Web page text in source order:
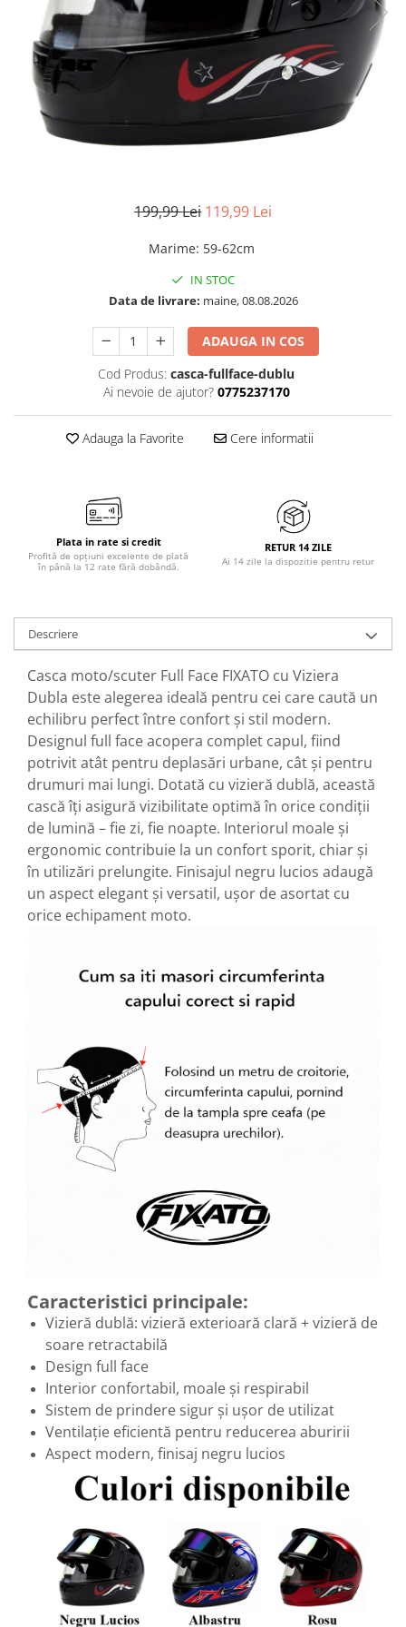
199,99 Lei 119,99 Lei
Marime: 59-62cm
IN STOC
Data de livrare: maine, 08.08.2026
ADAUGA IN COS
Cod Produs: casca-fullface-dublu
Ai nevoie de ajutor? 0775237170
Adauga la Favorite Cere informatii
Plata in rate si credit
Profită de opțiuni excelente de plată
în până la 12 rate fără dobândă.
RETUR 14 ZILE
Ai 14 zile la dispozitie pentru retur
Descriere
Casca moto/scuter Full Face FIXATO cu Viziera
Dubla este alegerea ideală pentru cei care caută un
echilibru perfect între confort și stil modern.
Designul full face acopera complet capul, fiind
potrivit atât pentru deplasări urbane, cât și pentru
drumuri mai lungi. Dotată cu vizieră dublă, această
cască îți asigură vizibilitate optimă în orice condiții
de lumină – fie zi, fie noapte. Interiorul moale și
ergonomic contribuie la un confort sporit, chiar și
în utilizări prelungite. Finisajul negru lucios adaugă
un aspect elegant și versatil, ușor de asortat cu
orice echipament moto.
Caracteristici principale:
Vizieră dublă: vizieră exterioară clară + vizieră de
soare retractabilă
Design full face
Interior confortabil, moale și respirabil
Sistem de prindere sigur și ușor de utilizat
Ventilație eficientă pentru reducerea aburirii
Aspect modern, finisaj negru lucios